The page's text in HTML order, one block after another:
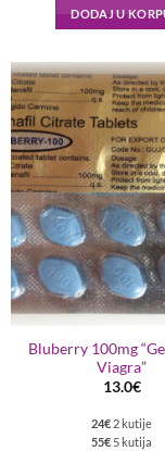
DODAJ U
Bluberry 100mg
Viagra”
13.0€
24€ 2 kutije
55€ 5 kutija